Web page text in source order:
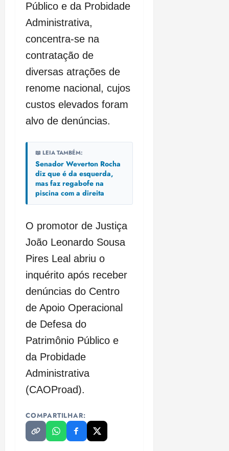
Público e da Probidade
Administrativa,
concentra-se na
contratação de
diversas atrações de
renome nacional, cujos
custos elevados foram
alvo de denúncias.
📖 LEIA TAMBÉM:
Senador Weverton Rocha
diz que é da esquerda,
mas faz regabofe na
piscina com a direita
O promotor de Justiça
João Leonardo Sousa
Pires Leal abriu o
inquérito após receber
denúncias do Centro
de Apoio Operacional
de Defesa do
Patrimônio Público e
da Probidade
Administrativa
(CAOProad).
COMPARTILHAR: